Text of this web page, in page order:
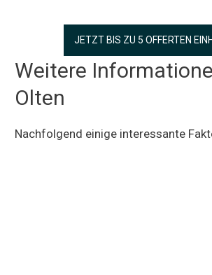
JETZT BIS ZU 5 OFFERTEN
Weitere
Olten
Nachfolgend einige interessante